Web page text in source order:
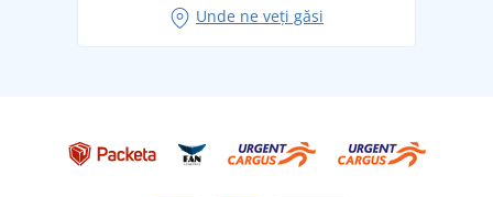
Tricoul preferat City în rol principal: ținute pentru
Unde ne veți găsi